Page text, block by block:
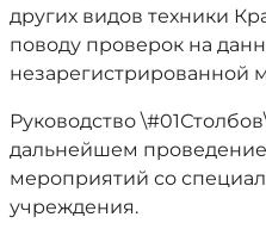
других видов техники
поводу проверок на
незарегистрированной
Руководство
дальнейшем
мероприятий со
учреждения.